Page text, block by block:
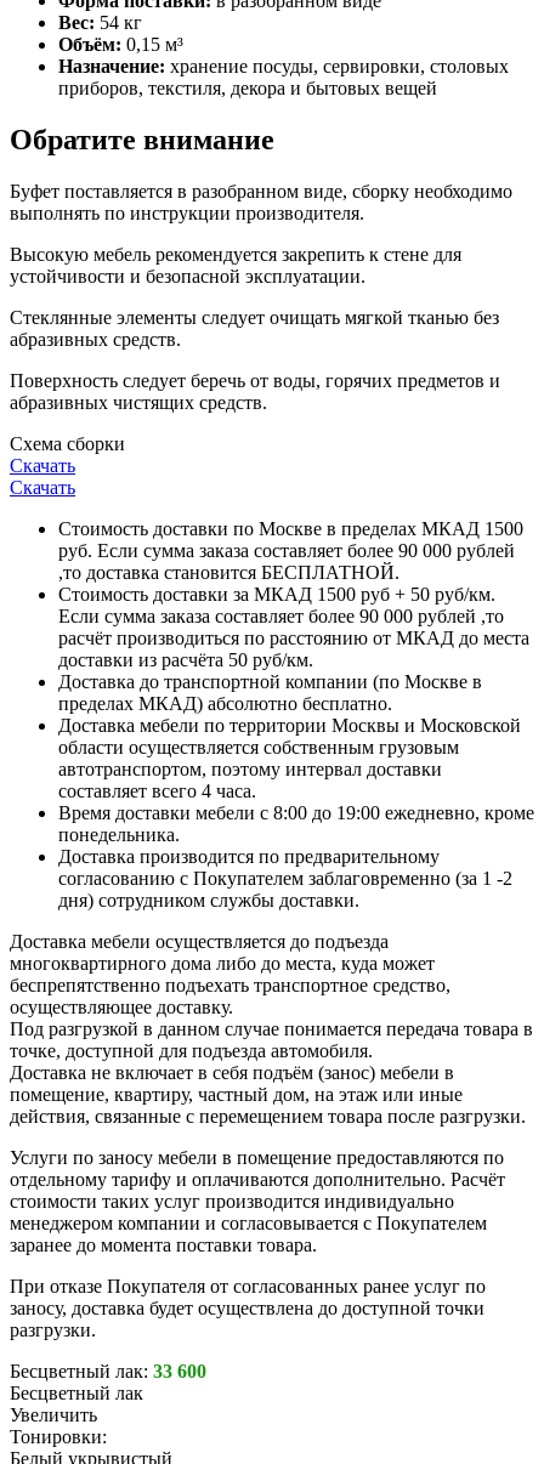
Вес: 54 кг
Объём: 0,15 м³
Назначение: хранение посуды, сервировки, столовых
приборов, текстиля, декора и бытовых вещей
Обратите внимание
Буфет поставляется в разобранном виде, сборку необходимо
выполнять по инструкции производителя.
Высокую мебель рекомендуется закрепить к стене для
устойчивости и безопасной эксплуатации.
Стеклянные элементы следует очищать мягкой тканью без
абразивных средств.
Поверхность следует беречь от воды, горячих предметов и
абразивных чистящих средств.
Схема сборки
Скачать
Скачать
Стоимость доставки по Москве в пределах МКАД 1500
руб. Если сумма заказа составляет более 90 000 рублей
,то доставка становится БЕСПЛАТНОЙ.
Стоимость доставки за МКАД 1500 руб + 50 руб/км.
Если сумма заказа составляет более 90 000 рублей ,то
расчёт производиться по расстоянию от МКАД до места
доставки из расчёта 50 руб/км.
Доставка до транспортной компании (по Москве в
пределах МКАД) абсолютно бесплатно.
Доставка мебели по территории Москвы и Московской
области осуществляется собственным грузовым
автотранспортом, поэтому интервал доставки
составляет всего 4 часа.
Время доставки мебели с 8:00 до 19:00 ежедневно, кроме
понедельника.
Доставка производится по предварительному
согласованию с Покупателем заблаговременно (за 1 -2
дня) сотрудником службы доставки.
Доставка мебели осуществляется до подъезда
многоквартирного дома либо до места, куда может
беспрепятственно подъехать транспортное средство,
осуществляющее доставку.
Под разгрузкой в данном случае понимается передача товара в
точке, доступной для подъезда автомобиля.
Доставка не включает в себя подъём (занос) мебели в
помещение, квартиру, частный дом, на этаж или иные
действия, связанные с перемещением товара после разгрузки.
Услуги по заносу мебели в помещение предоставляются по
отдельному тарифу и оплачиваются дополнительно. Расчёт
стоимости таких услуг производится индивидуально
менеджером компании и согласовывается с Покупателем
заранее до момента поставки товара.
При отказе Покупателя от согласованных ранее услуг по
заносу, доставка будет осуществлена до доступной точки
разгрузки.
Бесцветный лак: 33 600
Бесцветный лак
Увеличить
Тонировки:
Белый укрывистый